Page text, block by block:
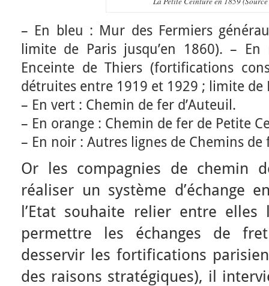
– En bleu : Mur des Fermiers
limite de Paris jusqu’en 1860). – En
Enceinte de Thiers (fortifications
détruites entre 1919 et 1929 ; limite de
– En vert : Chemin de fer d’Auteuil.
– En orange : Chemin de fer de Petite
– En noir : Autres lignes de Chemins de
Or les compagnies de chemin
réaliser un système d’échange
l’Etat souhaite relier entre
permettre les échanges de
desservir les fortifications
des raisons stratégiques), il